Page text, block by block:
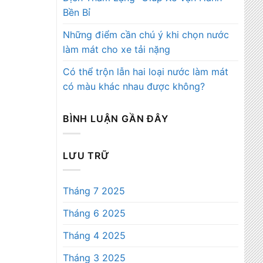
Bền Bỉ
Những điểm cần chú ý khi chọn nước
làm mát cho xe tải nặng
Có thể trộn lẫn hai loại nước làm mát
có màu khác nhau được không?
BÌNH LUẬN GẦN ĐÂY
LƯU TRỮ
Tháng 7 2025
Tháng 6 2025
Tháng 4 2025
Tháng 3 2025